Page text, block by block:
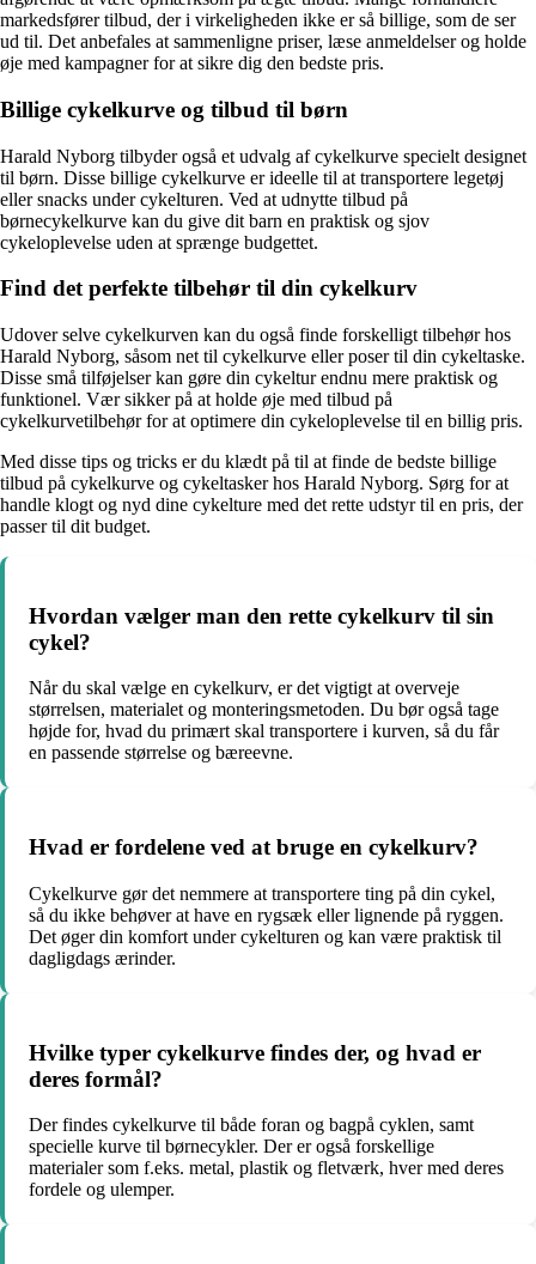
markedsfører tilbud, der i virkeligheden ikke er så billige, som de ser
ud til. Det anbefales at sammenligne priser, læse anmeldelser og holde
øje med kampagner for at sikre dig den bedste pris.
Billige cykelkurve og tilbud til børn
Harald Nyborg tilbyder også et udvalg af cykelkurve specielt designet
til børn. Disse billige cykelkurve er ideelle til at transportere legetøj
eller snacks under cykelturen. Ved at udnytte tilbud på
børnecykelkurve kan du give dit barn en praktisk og sjov
cykeloplevelse uden at sprænge budgettet.
Find det perfekte tilbehør til din cykelkurv
Udover selve cykelkurven kan du også finde forskelligt tilbehør hos
Harald Nyborg, såsom net til cykelkurve eller poser til din cykeltaske.
Disse små tilføjelser kan gøre din cykeltur endnu mere praktisk og
funktionel. Vær sikker på at holde øje med tilbud på
cykelkurvetilbehør for at optimere din cykeloplevelse til en billig pris.
Med disse tips og tricks er du klædt på til at finde de bedste billige
tilbud på cykelkurve og cykeltasker hos Harald Nyborg. Sørg for at
handle klogt og nyd dine cykelture med det rette udstyr til en pris, der
passer til dit budget.
Hvordan vælger man den rette cykelkurv til sin
cykel?
Når du skal vælge en cykelkurv, er det vigtigt at overveje
størrelsen, materialet og monteringsmetoden. Du bør også tage
højde for, hvad du primært skal transportere i kurven, så du får
en passende størrelse og bæreevne.
Hvad er fordelene ved at bruge en cykelkurv?
Cykelkurve gør det nemmere at transportere ting på din cykel,
så du ikke behøver at have en rygsæk eller lignende på ryggen.
Det øger din komfort under cykelturen og kan være praktisk til
dagligdags ærinder.
Hvilke typer cykelkurve findes der, og hvad er
deres formål?
Der findes cykelkurve til både foran og bagpå cyklen, samt
specielle kurve til børnecykler. Der er også forskellige
materialer som f.eks. metal, plastik og fletværk, hver med deres
fordele og ulemper.